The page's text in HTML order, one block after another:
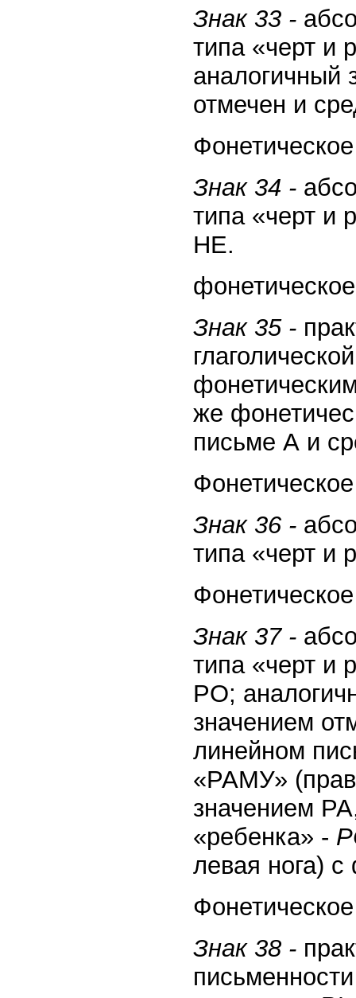
Знак 33 -
типа «черт и
аналогичный
отмечен и
Знак 34 -
типа «черт и
НE.
Знак 35 -
же
письме А и
Знак 36 -
типа «черт и
Знак 37 -
типа «черт и
PO;
значением
линейном
«РАМУ»
значением
«ребенка» -
левая нога)
Знак 38 -